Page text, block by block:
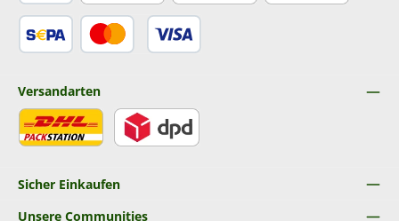
Sicher Einkaufen
Unsere Communities
Versandarten